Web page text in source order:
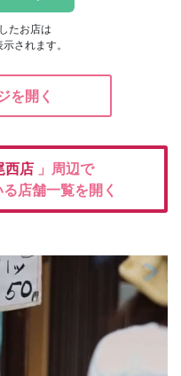
たお店は
示されます。
を開く
西店 」周辺で
店舗一覧を開く